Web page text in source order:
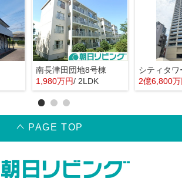
南長津田団地8号棟
1,980万円/ 2LDK
シティタワ
2億6,800
PAGE TOP